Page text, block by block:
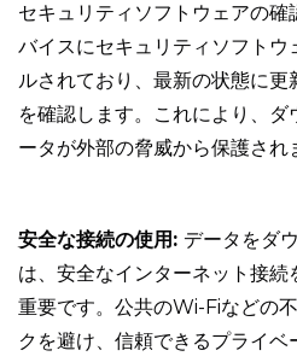
セキュリティソフトウェアの確
バイスにセキュリティソフトウ
ルされており、最新の状態に更
を確認します。これにより、ダ
ータが外部の脅威から保護され
安全な接続の使用: データをダ
は、安全なインターネット接続
重要です。公共のWi-Fiなどの
クを避け、信頼できるプライベ